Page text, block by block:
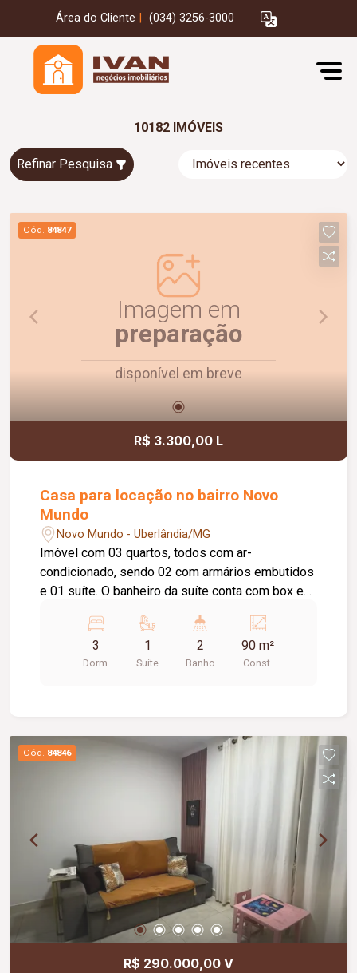
Área do Cliente (034) 3256-3000
10182 IMÓVEIS
Refinar Pesquisa
Cód. 84847
Imagem em
preparação
disponível em breve
R$ 3.300,00 L
Casa para locação no bairro Novo
Mundo
Novo Mundo - Uberlândia/MG
Imóvel com 03 quartos, todos com ar-
condicionado, sendo 02 com armários embutidos
e 01 suíte. O banheiro da suíte conta com box em
de estar, sala de TV, jardim de inverno e cozinha
equipada com armários, cooktop e suggar. Conta
ainda com 01 banheiro social, com box em vidro
3
Dorm.
1
Suite
2
Banho
90 m²
Const.
Cód. 84846
R$ 290.000,00 V